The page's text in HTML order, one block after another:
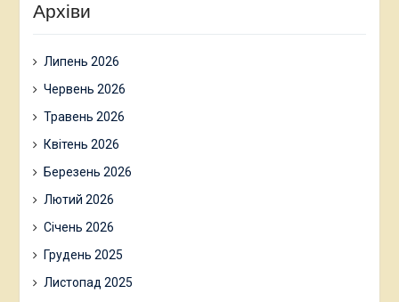
Архіви
Липень 2026
Червень 2026
Травень 2026
Квітень 2026
Березень 2026
Лютий 2026
Січень 2026
Грудень 2025
Листопад 2025